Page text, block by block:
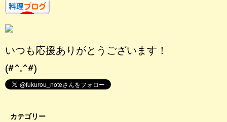
いつも応援ありがとうございます！
(#^.^#)
カテゴリー